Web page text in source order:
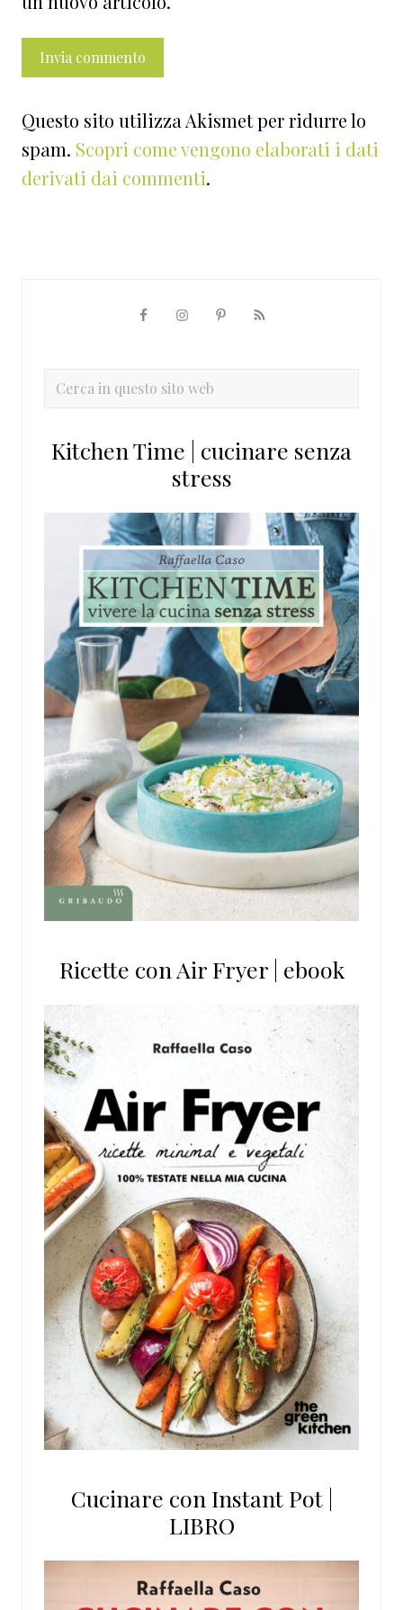
Questo sito utilizza Akismet per ridurre lo
spam. Scopri come vengono elaborati i dati
derivati dai commenti.
primaria
Cerca
sito
Kitchen Time | cucinare senza
stress
Ricette con Air Fryer | ebook
Cucinare con Instant Pot |
LIBRO